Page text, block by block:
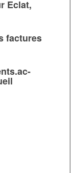
Eclat,
factures